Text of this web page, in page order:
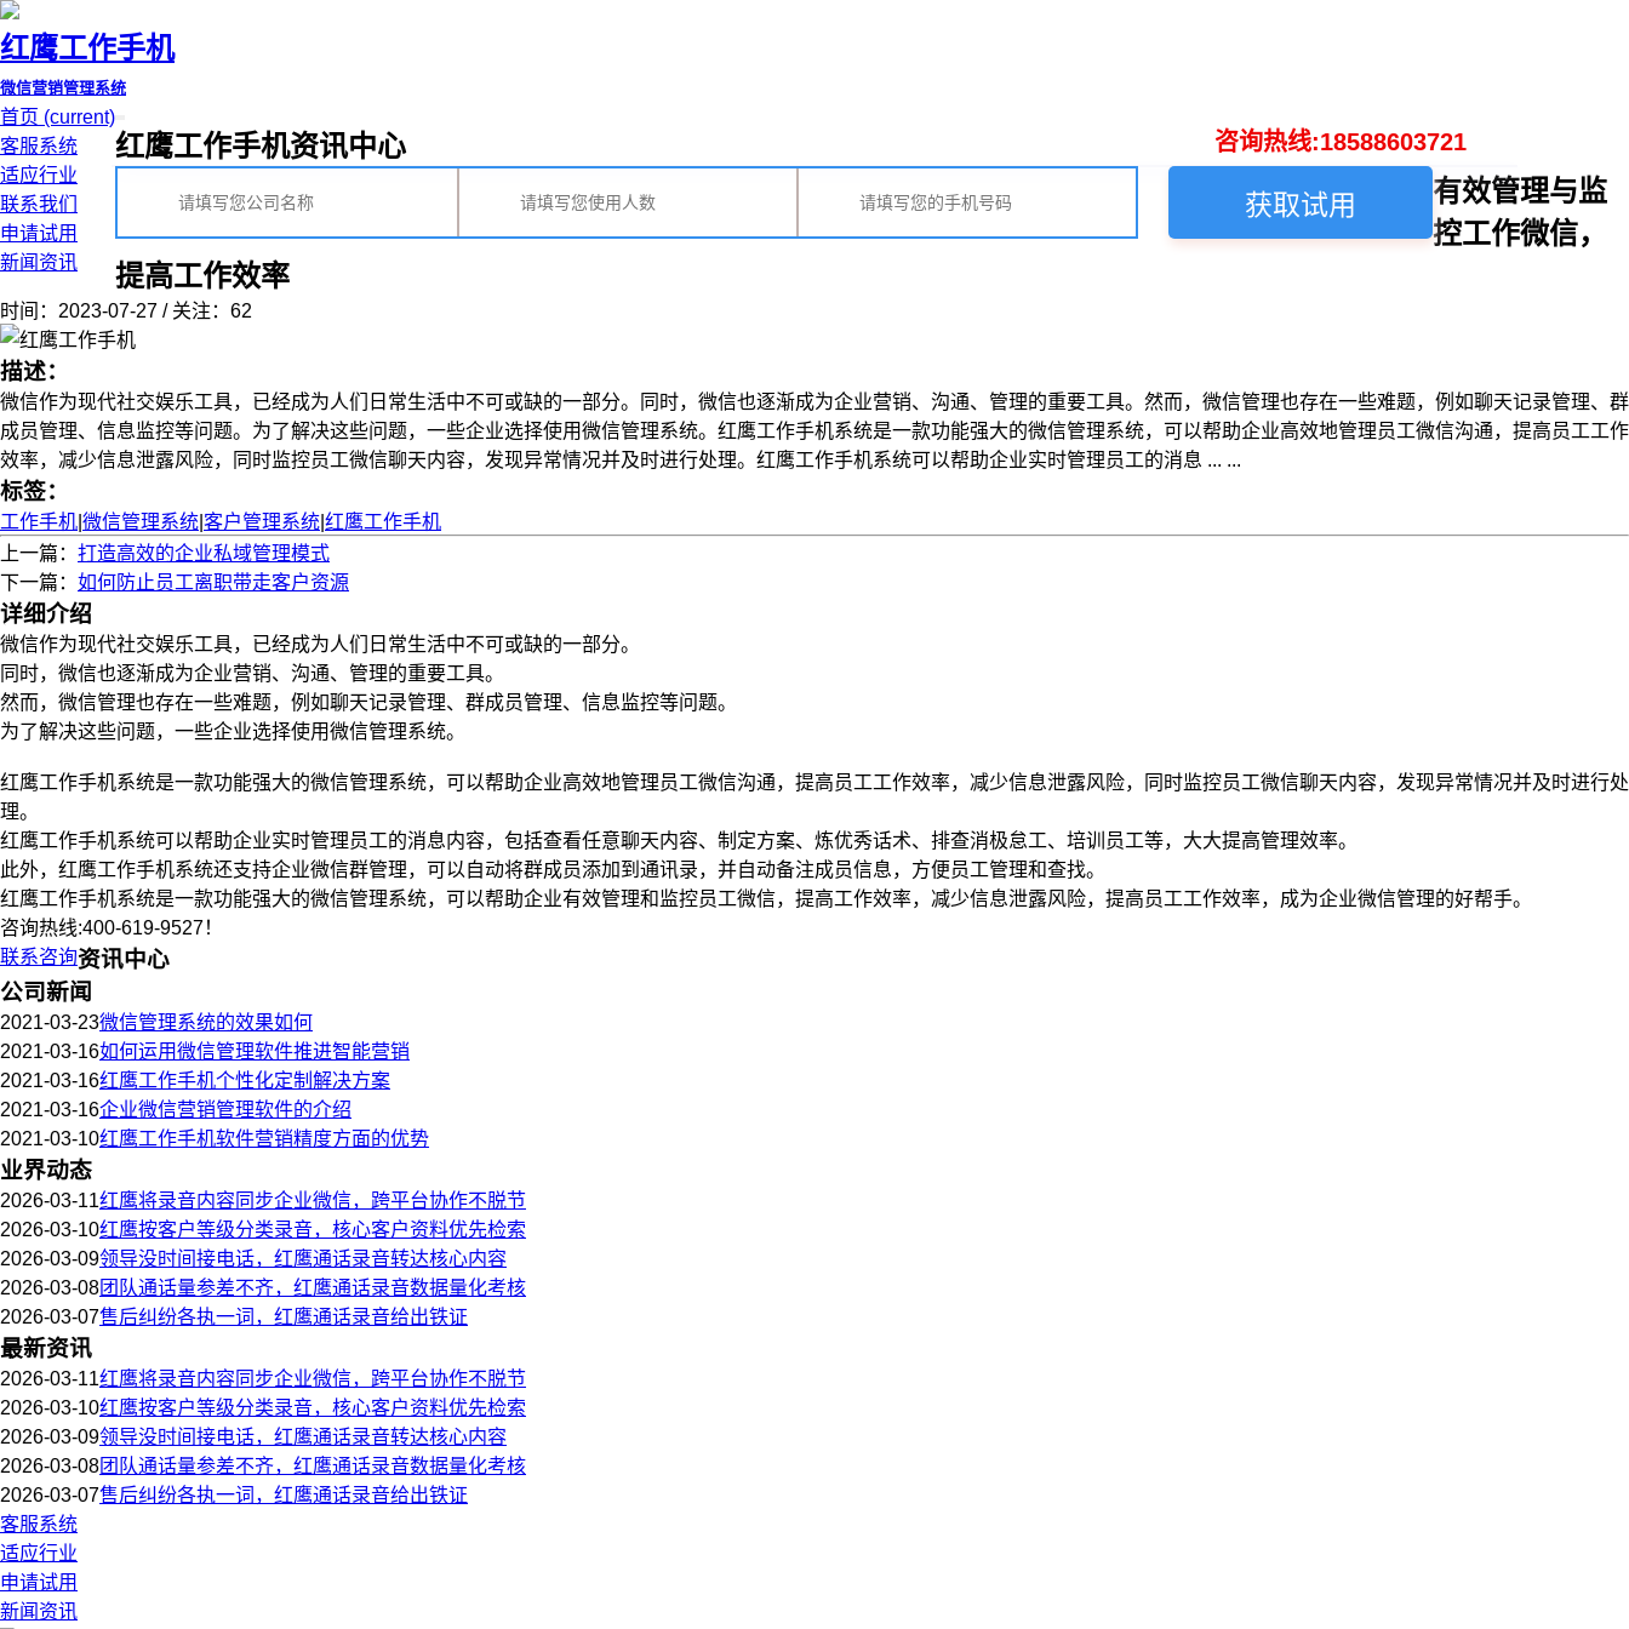
红鹰工作手机
微信营销管理系统
首页 (current)
客服系统
适应行业
联系我们
申请试用
新闻资讯
咨询热线:18588603721
红鹰工作手机资讯中心
获取试用
有效管理与监
控工作微信，
提高工作效率
时间：2023-07-27 / 关注：62
描述：
微信作为现代社交娱乐工具，已经成为人们日常生活中不可或缺的一部分。同时，微信也逐渐成为企业营销、沟通、管理的重要工具。然而，微信管理也存在一些难题，例如聊天记录管理、群
成员管理、信息监控等问题。为了解决这些问题，一些企业选择使用微信管理系统。红鹰工作手机系统是一款功能强大的微信管理系统，可以帮助企业高效地管理员工微信沟通，提高员工工作
效率，减少信息泄露风险，同时监控员工微信聊天内容，发现异常情况并及时进行处理。红鹰工作手机系统可以帮助企业实时管理员工的消息 ... ...
标签：
工作手机 微信管理系统 客户管理系统 红鹰工作手机
上一篇： 打造高效的企业私域管理模式
下一篇： 如何防止员工离职带走客户资源
详细介绍
微信作为现代社交娱乐工具，已经成为人们日常生活中不可或缺的一部分。
同时，微信也逐渐成为企业营销、沟通、管理的重要工具。
然而，微信管理也存在一些难题，例如聊天记录管理、群成员管理、信息监控等问题。
为了解决这些问题，一些企业选择使用微信管理系统。
红鹰工作手机系统是一款功能强大的微信管理系统，可以帮助企业高效地管理员工微信沟通，提高员工工作效率，减少信息泄露风险，同时监控员工微信聊天内容，发现异常情况并及时进行处
理。
红鹰工作手机系统可以帮助企业实时管理员工的消息内容，包括查看任意聊天内容、制定方案、炼优秀话术、排查消极怠工、培训员工等，大大提高管理效率。
此外，红鹰工作手机系统还支持企业微信群管理，可以自动将群成员添加到通讯录，并自动备注成员信息，方便员工管理和查找。
红鹰工作手机系统是一款功能强大的微信管理系统，可以帮助企业有效管理和监控员工微信，提高工作效率，减少信息泄露风险，提高员工工作效率，成为企业微信管理的好帮手。
咨询热线:400-619-9527！
联系咨询资讯中心
公司新闻
2021-03-23微信管理系统的效果如何
2021-03-16如何运用微信管理软件推进智能营销
2021-03-16红鹰工作手机个性化定制解决方案
2021-03-16企业微信营销管理软件的介绍
2021-03-10红鹰工作手机软件营销精度方面的优势
业界动态
2026-03-11红鹰将录音内容同步企业微信，跨平台协作不脱节
2026-03-10红鹰按客户等级分类录音，核心客户资料优先检索
2026-03-09领导没时间接电话，红鹰通话录音转达核心内容
2026-03-08团队通话量参差不齐，红鹰通话录音数据量化考核
2026-03-07售后纠纷各执一词，红鹰通话录音给出铁证
最新资讯
2026-03-11红鹰将录音内容同步企业微信，跨平台协作不脱节
2026-03-10红鹰按客户等级分类录音，核心客户资料优先检索
2026-03-09领导没时间接电话，红鹰通话录音转达核心内容
2026-03-08团队通话量参差不齐，红鹰通话录音数据量化考核
2026-03-07售后纠纷各执一词，红鹰通话录音给出铁证
客服系统
适应行业
申请试用
新闻资讯